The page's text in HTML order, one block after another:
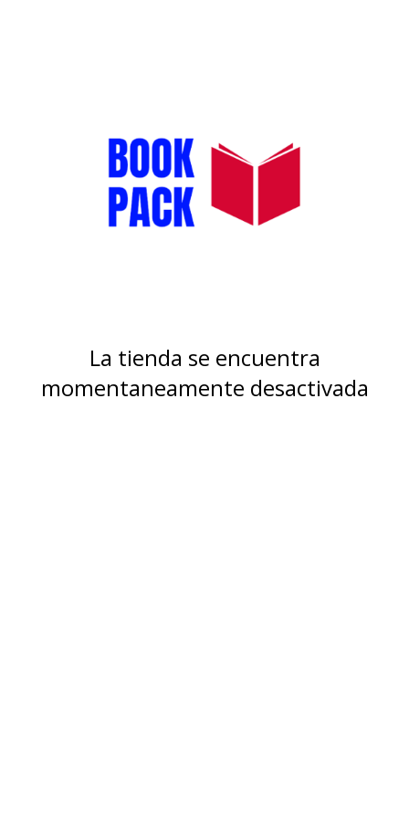
La tienda se encuentra
momentaneamente desactivada